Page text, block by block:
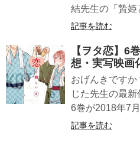
結先生の「贄姫
記事を読む
【ヲタ恋】6
想・実写映画
おげんきです
じた先生の最新
6巻が2018年7
記事を読む